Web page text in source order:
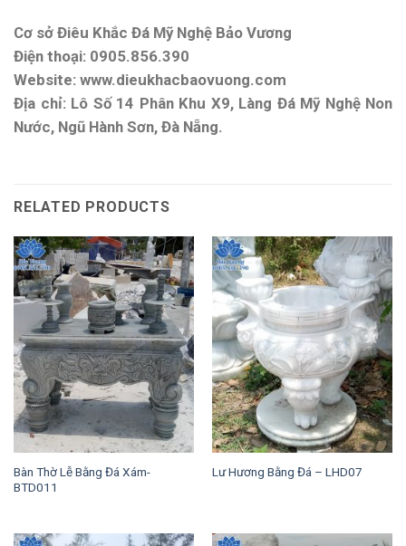
Cơ sở Điêu Khắc Đá Mỹ Nghệ Bảo Vương
Điện thoại: 0905.856.390
Website: www.dieukhacbaovuong.com
Địa chỉ: Lô Số 14 Phân Khu X9, Làng Đá Mỹ Nghệ Non
Nước, Ngũ Hành Sơn, Đà Nẵng.
RELATED PRODUCTS
Bàn Thờ Lễ Bằng Đá Xám-
BTD011
Lư Hương Bằng Đá – LHD07